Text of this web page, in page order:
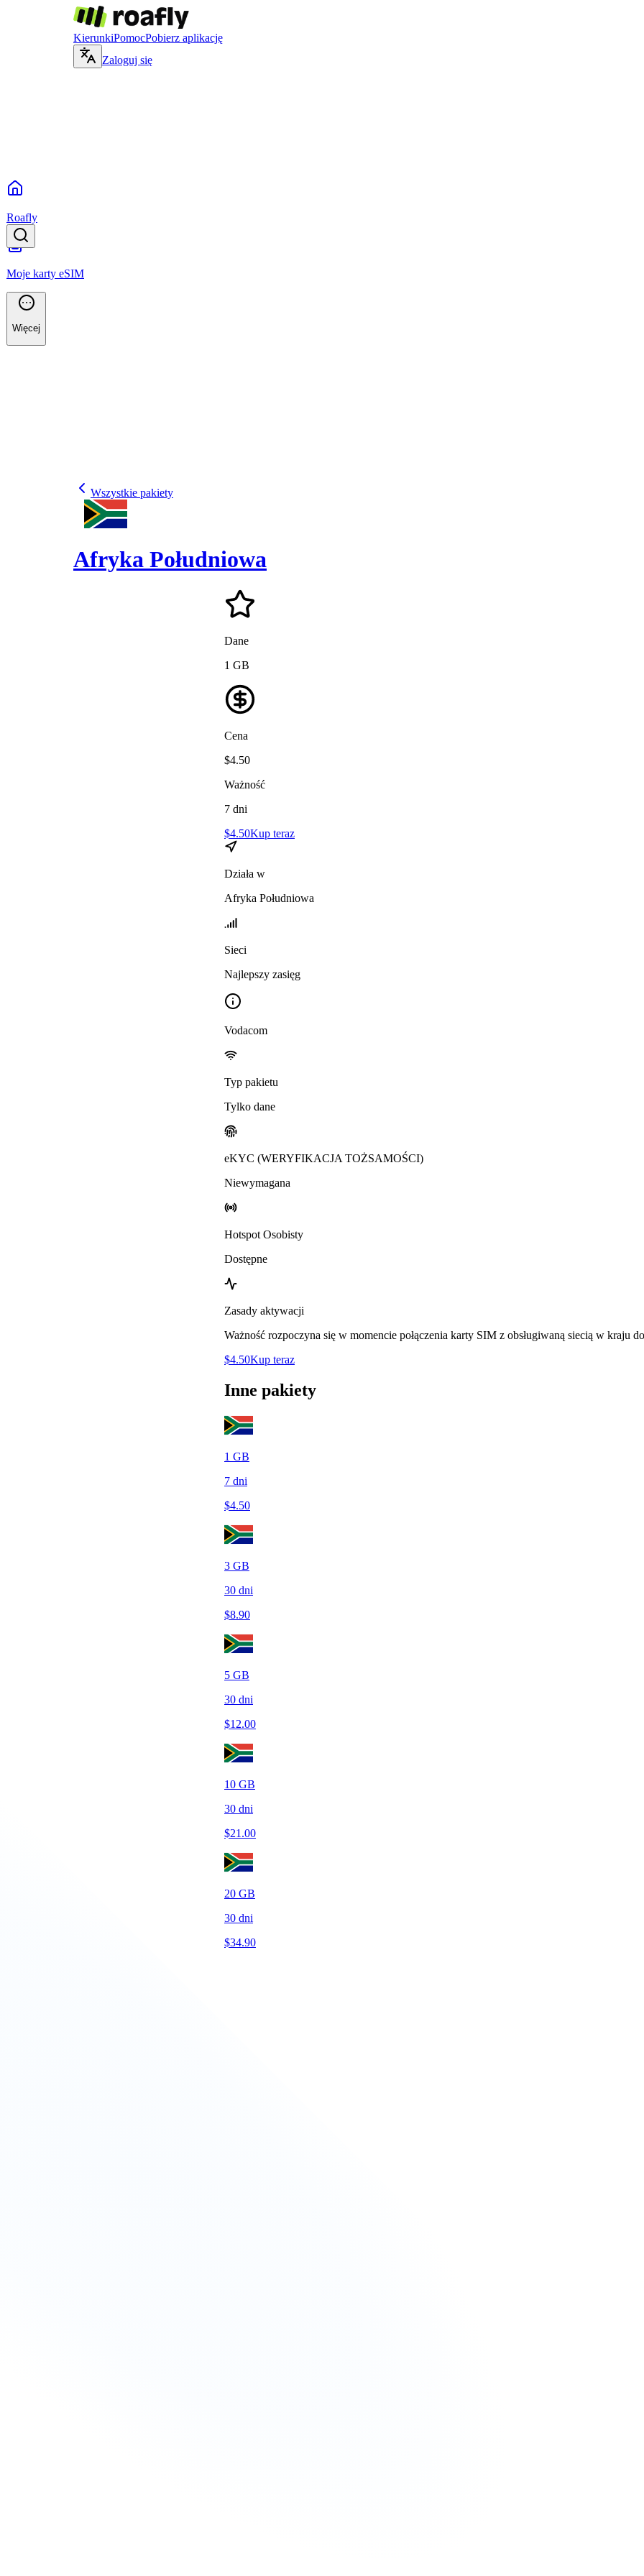
KierunkiPomocPobierz aplikację
Zaloguj się
Roafly
Moje karty eSIM
Więcej
Wszystkie pakiety
Afryka Południowa
Dane
1 GB
Cena
$4.50
Ważność
7 dni
$4.50Kup teraz
Działa w
Afryka Południowa
Sieci
Najlepszy zasięg
Vodacom
Typ pakietu
Tylko dane
eKYC (WERYFIKACJA TOŻSAMOŚCI)
Niewymagana
Hotspot Osobisty
Dostępne
Zasady aktywacji
Ważność rozpoczyna się w momencie połączenia karty SIM z obsługiwaną siecią w kraju
$4.50Kup teraz
Inne pakiety
1 GB
7 dni
$4.50
3 GB
30 dni
$8.90
5 GB
30 dni
$12.00
10 GB
30 dni
$21.00
20 GB
30 dni
$34.90